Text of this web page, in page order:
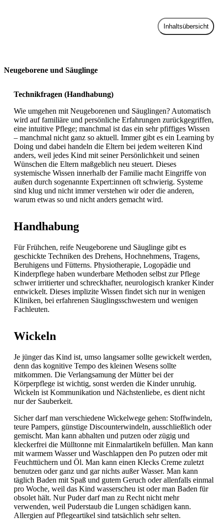
Inhaltsübersicht
Neugeborene und Säuglinge
Technikfragen (Handhabung)
Wie umgehen mit Neugeborenen und Säuglingen? Automatisch
wird auf familiäre und persönliche Erfahrungen zurückgegriffen,
eine intuitive Pflege; manchmal ist das ein sehr pfiffiges Wissen
– manchmal nicht ganz so aktuell. Immer gibt es ein Learning by
Doing und dabei handeln die Eltern bei jedem weiteren Kind
anders, weil jedes Kind mit seiner Persönlichkeit und seinen
Wünschen die Eltern maßgeblich neu steuert. Dieses
systemische Wissen innerhalb der Familie macht Eingriffe von
außen durch sogenannte Expert:innen oft schwierig. Systeme
sind klug und nicht immer verstehen wir oder die anderen,
warum etwas so und nicht anders gemacht wird.
Handhabung
Für Frühchen, reife Neugeborene und Säuglinge gibt es
geschickte Techniken des Drehens, Hochnehmens, Tragens,
Beruhigens und Fütterns. Physiotherapie, Logopädie und
Kinderpflege haben wunderbare Methoden selbst zur Pflege
schwer irritierter und schreckhafter, neurologisch kranker Kinder
entwickelt. Dieses implizite Wissen findet sich nur in wenigen
Kliniken, bei erfahrenen Säuglingsschwestern und wenigen
Fachleuten.
Wickeln
Je jünger das Kind ist, umso langsamer sollte gewickelt werden,
denn das kognitive Tempo des kleinen Wesens sollte
mitkommen. Die Verlangsamung der Mütter bei der
Körperpflege ist wichtig, sonst werden die Kinder unruhig.
Wickeln ist Kommunikation und Nächstenliebe, es dient nicht
nur der Sauberkeit.
Sicher darf man verschiedene Wickelwege gehen: Stoffwindeln,
teure Pampers, günstige Discounterwindeln, ausschließlich oder
gemischt. Man kann abhalten und putzen oder zügig und
kleckerfrei die Mülltonne mit Einmalartikeln befüllen. Man kann
mit warmem Wasser und Waschlappen den Po putzen oder mit
Feuchttüchern und Öl. Man kann einen Klecks Creme zuletzt
benutzen oder ganz und gar nichts außer Wasser. Man kann
täglich Baden mit Spaß und gutem Geruch oder allenfalls einmal
pro Woche, weil das Kind wasserscheu ist oder man Baden für
obsolet hält. Nur Puder darf man zu Recht nicht mehr
verwenden, weil Puderstaub die Lungen schädigen kann.
Allergien auf Pflegeartikel sind tatsächlich sehr selten.